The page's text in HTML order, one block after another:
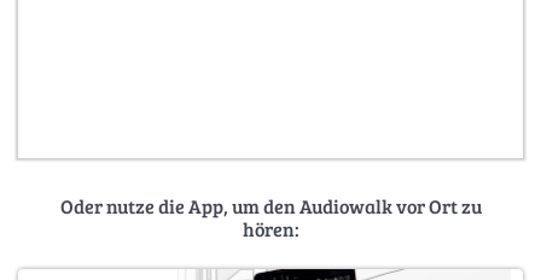
Oder nutze die App, um den Audiowalk vor Ort zu
hören: